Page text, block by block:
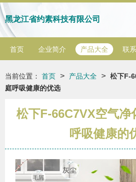
黑龙江省约素科技有限公司
首页 企业简介 产品大全 联
当前位置： 首页 > 产品大全 > 松下F-
庭呼吸健康的优选
松下F-66C7VX空气净
呼吸健康的